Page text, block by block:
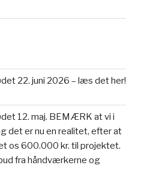
22. juni 2026 – læs det her!
12. maj. BEMÆRK at vi i
det er nu en realitet, efter at
os 600.000 kr. til projektet.
fra håndværkerne og